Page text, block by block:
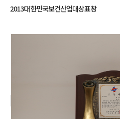
2013대한민국보건산업대상표창